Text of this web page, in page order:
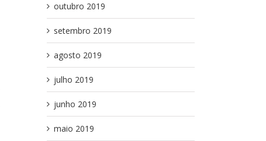
outubro 2019
setembro 2019
agosto 2019
julho 2019
junho 2019
maio 2019